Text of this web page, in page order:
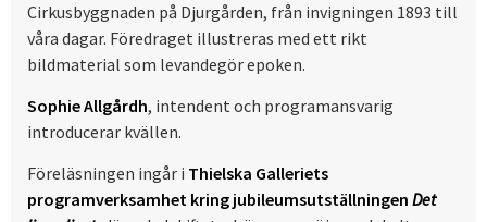
Cirkusbyggnaden på Djurgården, från invigningen 1893 till
våra dagar. Föredraget illustreras med ett rikt
bildmaterial som levandegör epoken.
Sophie Allgårdh, intendent och programansvarig
introducerar kvällen.
Föreläsningen ingår i Thielska Galleriets
programverksamhet kring jubileumsutställningen Det